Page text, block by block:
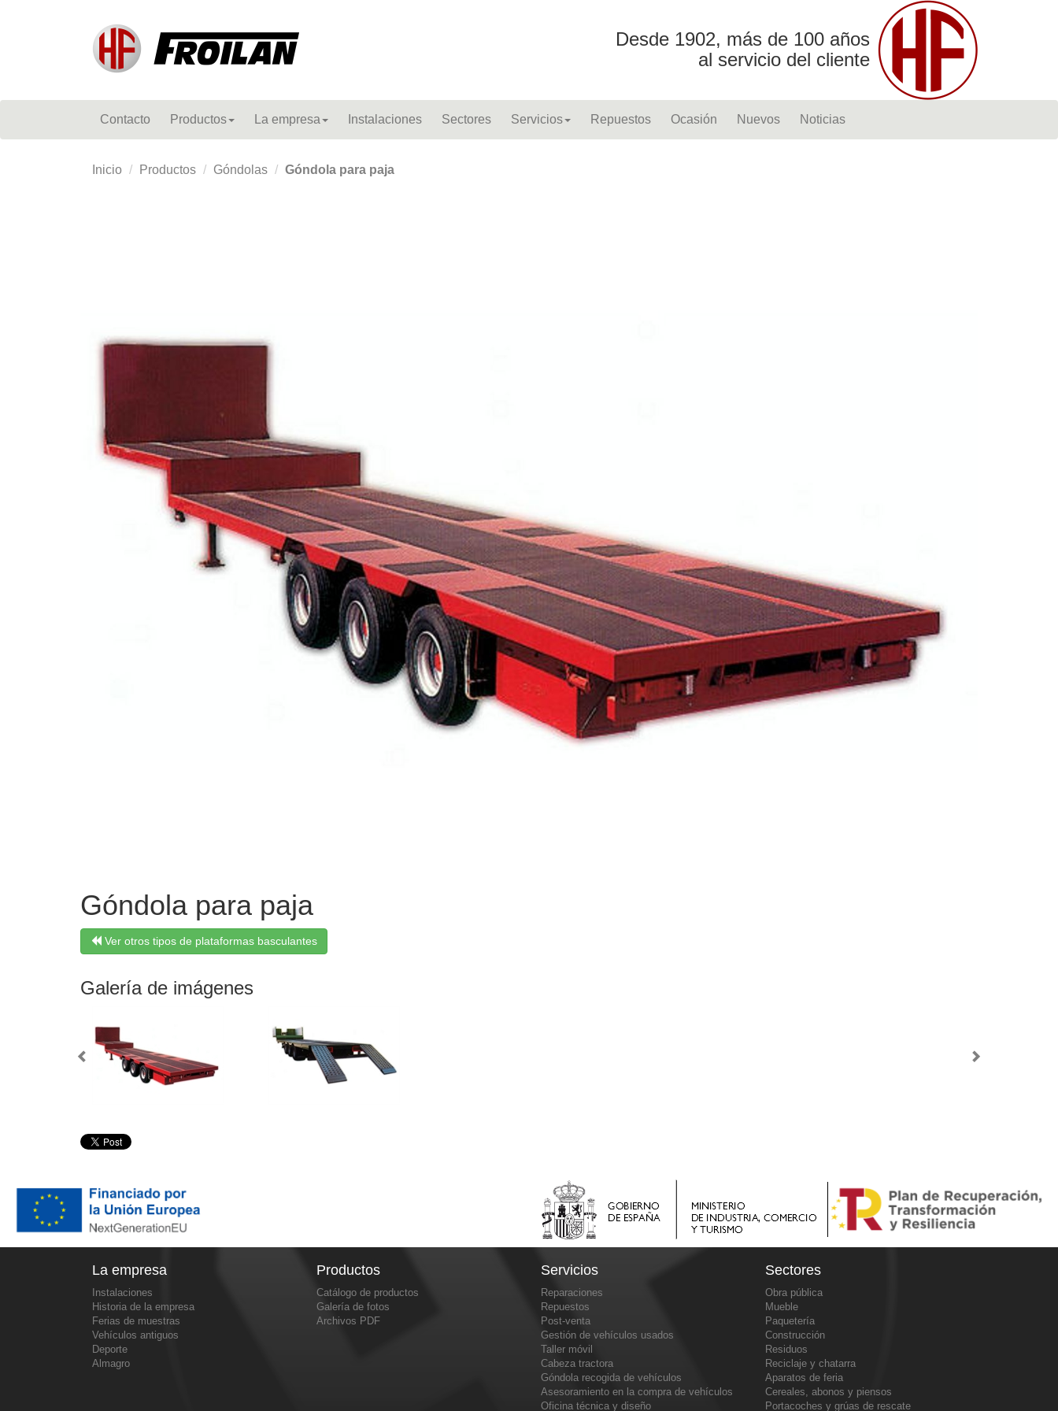
Desde 1902, más de 100 años
al servicio del cliente
Contacto Productos La empresa Instalaciones Sectores Servicios Repuestos Ocasión Nuevos Noticias
Inicio Productos Góndolas Góndola para paja
Góndola para paja
Ver otros tipos de plataformas basculantes
Galería de imágenes
La empresa
Instalaciones
Historia de la empresa
Ferias de muestras
Vehículos antiguos
Deporte
Almagro
Productos
Catálogo de productos
Galería de fotos
Archivos PDF
Servicios
Reparaciones
Repuestos
Post-venta
Gestión de vehículos usados
Taller móvil
Cabeza tractora
Góndola recogida de vehículos
Asesoramiento en la compra de vehículos
Oficina técnica y diseño
Sectores
Obra pública
Mueble
Paquetería
Construcción
Residuos
Reciclaje y chatarra
Aparatos de feria
Cereales, abonos y piensos
Portacoches y grúas de rescate